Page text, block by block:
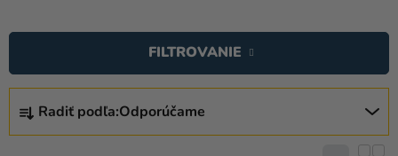
Oblečenie
Novinky
Darčeky
A
D
Radiť podľa:Odporúčame
FILTROVANIE
Ý
P
I
S
P